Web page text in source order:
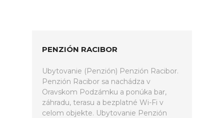
PENZIÓN RACIBOR
Ubytovanie (Penzión) Penzión Racibor.
Penzión Racibor sa nachádza v
Oravskom Podzámku a ponúka bar,
záhradu, terasu a bezplatné Wi-Fi v
celom objekte. Ubytovanie Penzión